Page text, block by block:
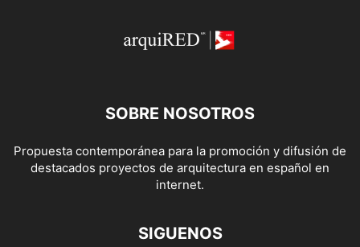
SOBRE NOSOTROS
Propuesta contemporánea para la promoción y difusión de
destacados proyectos de arquitectura en español en
internet.
SIGUENOS